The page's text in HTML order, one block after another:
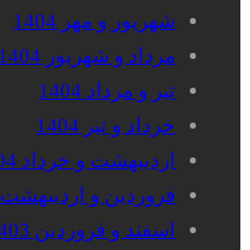
شهریور و مهر 1404
مرداد و شهریور 1404
تیر و مرداد 1404
خرداد و تیر 1404
اردیبهشت و خرداد 1404
فروردین و اردیبهشت 1404
اسفند و فروردین 1403